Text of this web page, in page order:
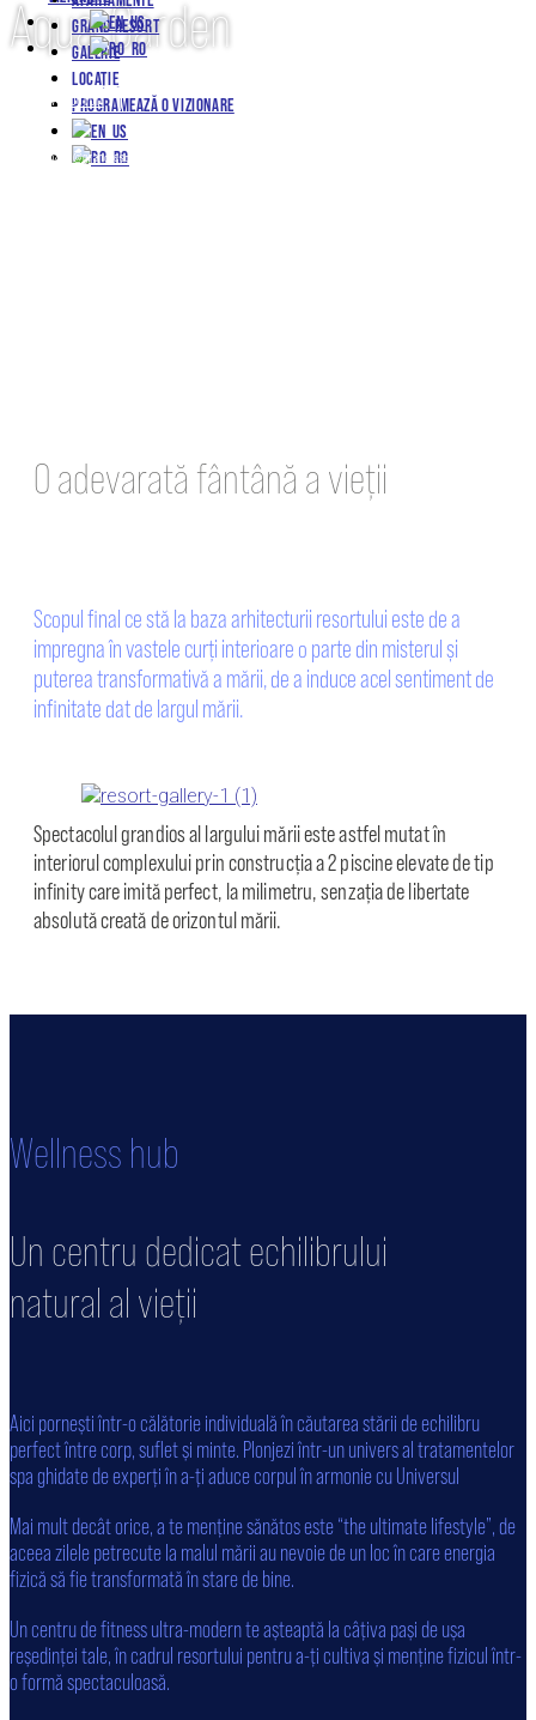
GRAND RESORT
GALERIE
LOCAȚIE
PROGRAMEAZĂ O VIZIONARE
+4 0724 001 011
vanzari@grandresort.ro
Aqua-Garden
O adevarată fântână a vieții
Scopul ﬁnal ce stă la baza arhitecturii resortului este de a
impregna în vastele curți interioare o parte din misterul și
puterea transformativă a mării, de a induce acel sentiment de
inﬁnitate dat de largul mării.
Spectacolul grandios al largului mării este astfel mutat în
interiorul complexului prin construcția a 2 piscine elevate de tip
inﬁnity care imită perfect, la milimetru, senzația de libertate
absolută creată de orizontul mării.
Wellness hub
Un centru dedicat echilibrului
natural al vieții
Aici pornești într-o călătorie individuală în căutarea stării de echilibru
perfect între corp, suﬂet și minte. Plonjezi într-un univers al tratamentelor
spa ghidate de experți în a-ți aduce corpul în armonie cu Universul
Mai mult decât orice, a te menține sănătos este “the ultimate lifestyle”, de
aceea zilele petrecute la malul mării au nevoie de un loc în care energia
ﬁzică să ﬁe transformată în stare de bine.
Un centru de ﬁtness ultra-modern te așteaptă la câțiva pași de ușa
reședinței tale, în cadrul resortului pentru a-ți cultiva și menține ﬁzicul într-
o formă spectaculoasă.